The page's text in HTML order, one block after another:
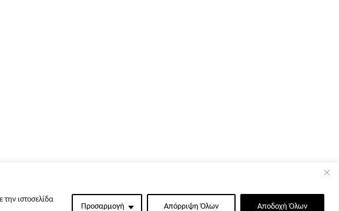
ιστοσελίδα
Προσαρμογή Απόρριψη Όλων Αποδοχή Όλων